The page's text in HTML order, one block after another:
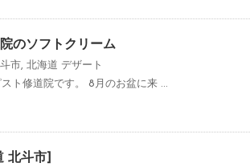
のソフトクリーム
市 , 北海道 デザート
ト修道院です。 8月のお盆に来 ...
北斗市]